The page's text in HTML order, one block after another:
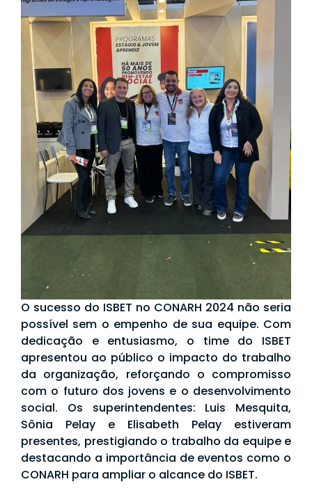
O sucesso do ISBET no CONARH 2024 não seria
possível sem o empenho de sua equipe. Com
dedicação e entusiasmo, o time do ISBET
apresentou ao público o impacto do trabalho
da organização, reforçando o compromisso
com o futuro dos jovens e o desenvolvimento
social. Os superintendentes: Luis Mesquita,
Sônia Pelay e Elisabeth Pelay estiveram
presentes, prestigiando o trabalho da equipe e
destacando a importância de eventos como o
CONARH para ampliar o alcance do ISBET.